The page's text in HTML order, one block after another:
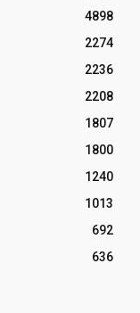
4898
2274
2236
2208
1807
1800
1240
1013
692
636